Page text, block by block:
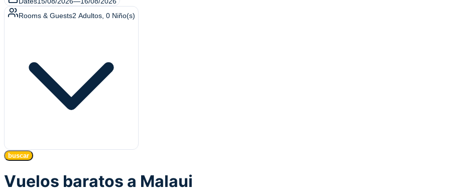
Rooms & Guests2 Adultos 0 Niño(s)
buscar
Vuelos baratos a Malaui